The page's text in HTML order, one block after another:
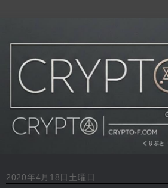
2020年4月18日土曜日